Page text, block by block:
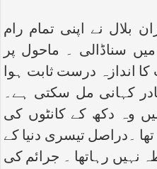
بلال نے اپنی تمام رام
سناڈالی ۔ ماحول پر
اندازہ درست ثابت ہوا
کہانی مل سکتی ہے۔
وہ دکھ کے کانٹوں کی
۔دراصل تیسری دنیا کے
رہاتھا ۔ جرائم کی